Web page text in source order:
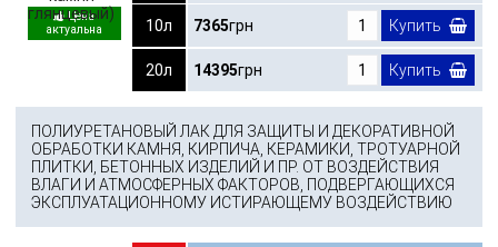
10л 7365грн Купить
20л 14395грн Купить
ПОЛИУРЕТАНОВЫЙ ЛАК ДЛЯ ЗАЩИТЫ И ДЕКОРАТИВНОЙ
ОБРАБОТКИ КАМНЯ, КИРПИЧА, КЕРАМИКИ, ТРОТУАРНОЙ
ПЛИТКИ, БЕТОННЫХ ИЗДЕЛИЙ И ПР. ОТ ВОЗДЕЙСТВИЯ
ВЛАГИ И АТМОСФЕРНЫХ ФАКТОРОВ, ПОДВЕРГАЮЩИХСЯ
ЭКСПЛУАТАЦИОННОМУ ИСТИРАЮЩЕМУ ВОЗДЕЙСТВИЮ